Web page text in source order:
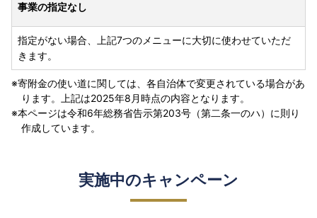
事業の指定なし
指定がない場合、上記7つのメニューに大切に使わせていただ
きます。
寄附金の使い道に関しては、各自治体で変更されている場合があ
ります。上記は2025年8月時点の内容となります。
本ページは令和6年総務省告示第203号（第二条一のハ）に則り
作成しています。
実施中のキャンペーン